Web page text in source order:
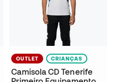
OUTLET CRIANÇAS
Camisola CD Tenerife